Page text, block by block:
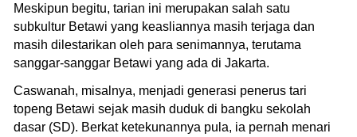
Meskipun begitu, tarian ini merupakan salah satu
subkultur Betawi yang keasliannya masih terjaga dan
masih dilestarikan oleh para senimannya, terutama
sanggar-sanggar Betawi yang ada di Jakarta.
Caswanah, misalnya, menjadi generasi penerus tari
topeng Betawi sejak masih duduk di bangku sekolah
dasar (SD). Berkat ketekunannya pula, ia pernah menari